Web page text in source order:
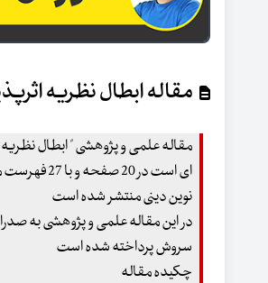
مقاله ابطال نظریه
مقاله علمی و پژوهشی " ابطال نظریه
ای است در
نوین دینی منتشر شده است
در این مقاله علمی و پژوهشی به
سروش پرداخته شده است
چکیده مقاله